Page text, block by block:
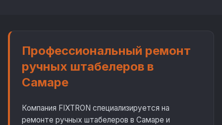
Профессиональный ремонт
ручных штабелеров в
Самаре
Компания FIXTRON специализируется на
ремонте ручных штабелеров в Самаре и